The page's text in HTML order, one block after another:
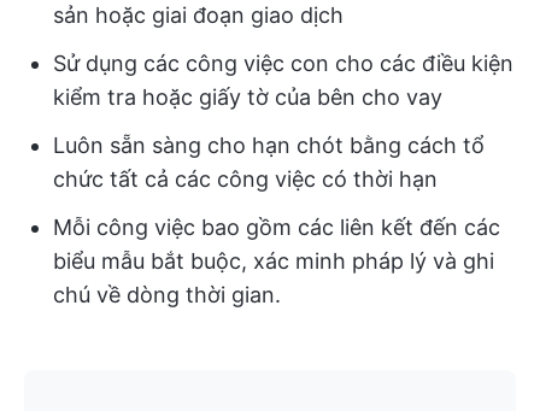
sản hoặc giai đoạn giao dịch
Sử dụng các công việc con cho các điều kiện
kiểm tra hoặc giấy tờ của bên cho vay
Luôn sẵn sàng cho hạn chót bằng cách tổ
chức tất cả các công việc có thời hạn
Mỗi công việc bao gồm các liên kết đến các
biểu mẫu bắt buộc, xác minh pháp lý và ghi
chú về dòng thời gian.